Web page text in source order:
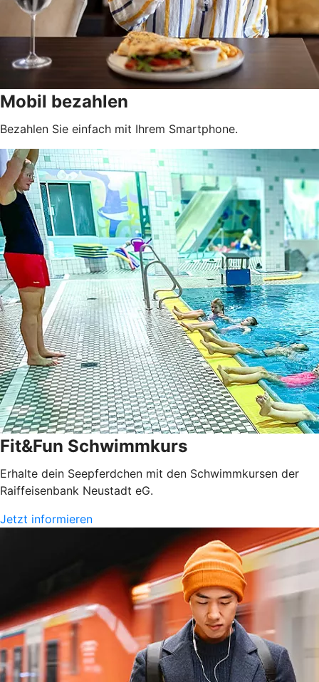
Mobil bezahlen
Bezahlen Sie einfach mit Ihrem Smartphone.
Fit&Fun Schwimmkurs
Erhalte dein Seepferdchen mit den Schwimmkursen der
Raiffeisenbank Neustadt eG.
Jetzt informieren